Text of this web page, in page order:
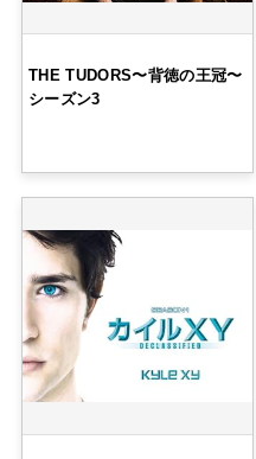
THE TUDORS〜背徳の王冠〜
シーズン3